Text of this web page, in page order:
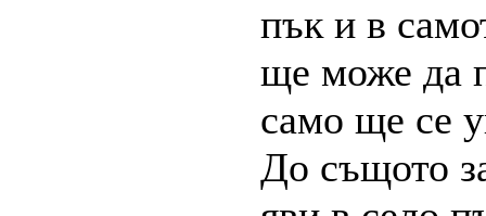
пък и в
ще може да
само ще се
До същото